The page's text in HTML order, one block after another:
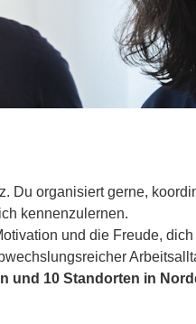
Du organisiert gerne,
kennenzulernen.
und die Freude,
und 10 Standorten in